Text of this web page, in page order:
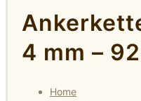
4 mm –
Home